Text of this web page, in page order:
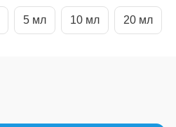
5 мл 10 мл 20 мл